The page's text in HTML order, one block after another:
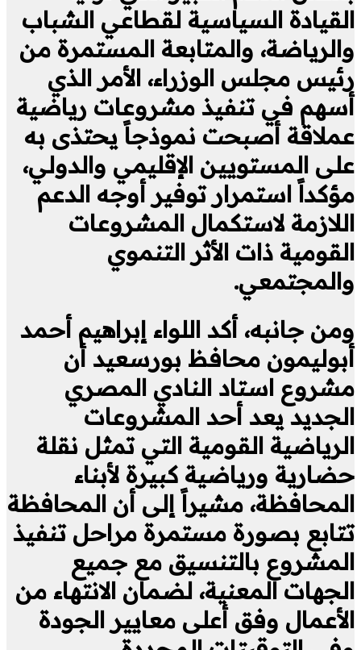
القيادة السياسية لقطاعي الشباب
والرياضة، والمتابعة المستمرة من
رئيس مجلس الوزراء، الأمر الذي
أسهم في تنفيذ مشروعات رياضية
عملاقة أصبحت نموذجاً يحتذى به
على المستويين الإقليمي والدولي،
مؤكداً استمرار توفير أوجه الدعم
اللازمة لاستكمال المشروعات
القومية ذات الأثر التنموي
والمجتمعي.
ومن جانبه، أكد اللواء إبراهيم أحمد
أبوليمون محافظ بورسعيد أن
مشروع استاد النادي المصري
الجديد يعد أحد المشروعات
الرياضية القومية التي تمثل نقلة
حضارية ورياضية كبيرة لأبناء
المحافظة، مشيراً إلى أن المحافظة
تتابع بصورة مستمرة مراحل تنفيذ
المشروع بالتنسيق مع جميع
الجهات المعنية، لضمان الانتهاء من
الأعمال وفق أعلى معايير الجودة